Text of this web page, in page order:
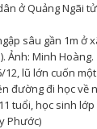
ở Quảng Ngãi
lũ lớn cuốn
đường đi học về
tuổi, học sinh
Phước)